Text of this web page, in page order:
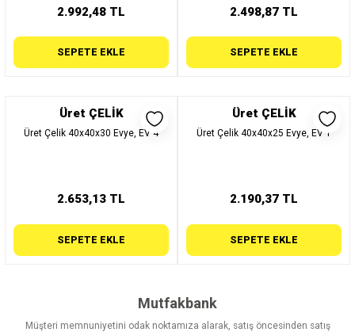
2.992,48 TL
SEPETE EKLE
2.498,87 TL
SEPETE EKLE
Üret ÇELİK
Üret Çelik 40x40x30 Evye, EV 4
2.653,13 TL
SEPETE EKLE
Üret ÇELİK
Üret Çelik 40x40x25 Evye, EV 1
2.190,37 TL
SEPETE EKLE
Mutfakbank
Müşteri memnuniyetini odak noktamıza alarak, satış öncesinden satış